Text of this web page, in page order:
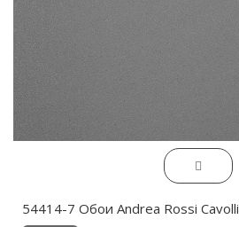
54414-7 Обои Andrea Rossi Cavolli